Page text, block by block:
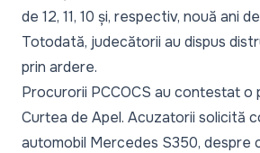
de 12, 11, 10 și, respectiv, nouă ani
Totodată, judecătorii au dispus
prin ardere.
Procurorii PCCOCS au contestat o
Curtea de Apel. Acuzatorii solicită
automobil Mercedes S350, despre